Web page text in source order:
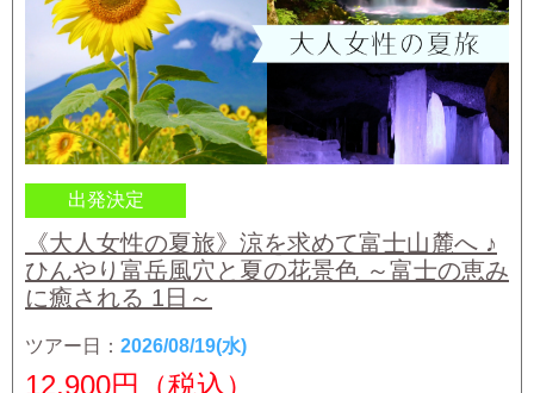
出発決定
《大人女性の夏旅》涼を求めて富士山麓へ ♪
ひんやり富岳風穴と夏の花景色 ～富士の恵み
に癒される 1日～
ツアー日： 2026/08/19(水)
12,900円（税込）